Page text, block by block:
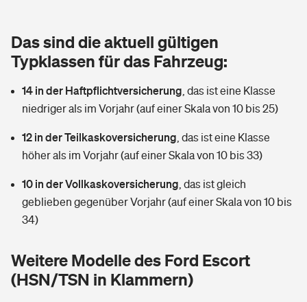
Tools
Wer versichert was: Jetzt Versicherer finden
Sie haben Fragen?
Glasversicherung
Mietkautionsversicherung
Restkreditversicherung
Zur Übersicht
Hochwasser-Check: Wie gefährdet ist Ihr Haus?
Kinderunfall­ver­si­che­rung
Kinderinvalidität
Reiseversicherung
Pferdehalter-Haftpflicht
Private Cyberversicherung
Dread-Disease-Versicherung
Tierkrankenversicherung
Wer versichert was: Jetzt Versicherer finden
Sie haben Fragen?
Rentenrechner: Wie viel Geld bekomme ich im Alter?
Das sind die aktuell gültigen
Typklassen für das Fahrzeug:
14 in der Haftpflichtversicherung das ist eine Klasse
niedriger als im Vorjahr (auf einer Skala von 10 bis 25)
12 in der Teilkaskoversicherung das ist eine Klasse
höher als im Vorjahr (auf einer Skala von 10 bis 33)
10 in der Vollkaskoversicherung das ist gleich
geblieben gegenüber Vorjahr (auf einer Skala von 10 bis
34)
Weitere Modelle des Ford Escort
(HSN/TSN in Klammern)